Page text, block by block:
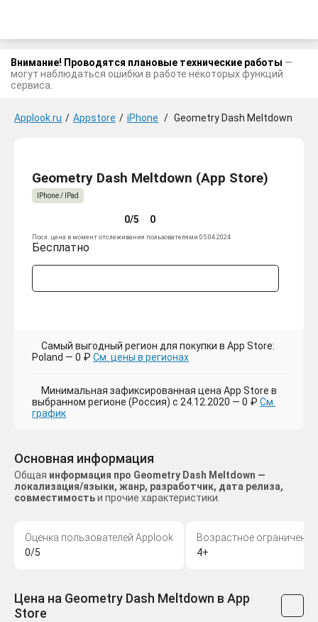
Внимание! Проводятся плановые технические работы —
могут наблюдаться ошибки в работе некоторых функций
сервиса.
Applook.ru / Appstore / iPhone / Geometry Dash Meltdown
Geometry Dash Meltdown (App Store)
IPhone / IPad
0/5 0
Посл. цена в момент отслеживания пользователями 05.04.2024
Бесплатно
Самый выгодный регион для покупки в App Store:
Poland — 0 ₽ См. цены в регионах
Минимальная зафиксированная цена App Store в
выбранном регионе (Россия) с 24.12.2020 — 0 ₽ См.
график
Основная информация
Общая информация про Geometry Dash Meltdown —
локализация/языки, жанр, разработчик, дата релиза,
совместимостьи прочие характеристики.
Оценка пользователей Applook
0/5
Возрастное ограничение
4+
Цена на Geometry Dash Meltdown в App
Store